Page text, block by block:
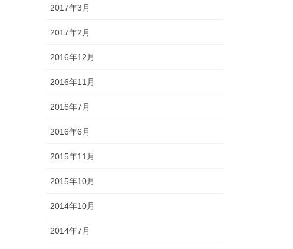
2017年3月
2017年2月
2016年12月
2016年11月
2016年7月
2016年6月
2015年11月
2015年10月
2014年10月
2014年7月